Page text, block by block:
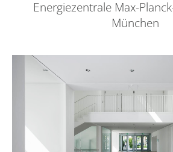
Energiezentrale Max-
München